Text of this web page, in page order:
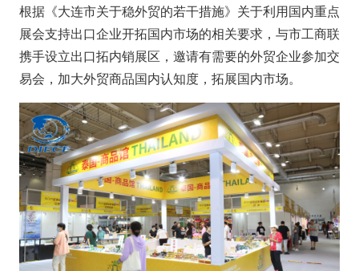
根据《大连市关于稳外贸的若干措施》关于利用国内重点
展会支持出口企业开拓国内市场的相关要求，与市工商联
携手设立出口拓内销展区，邀请有需要的外贸企业参加交
易会，加大外贸商品国内认知度，拓展国内市场。